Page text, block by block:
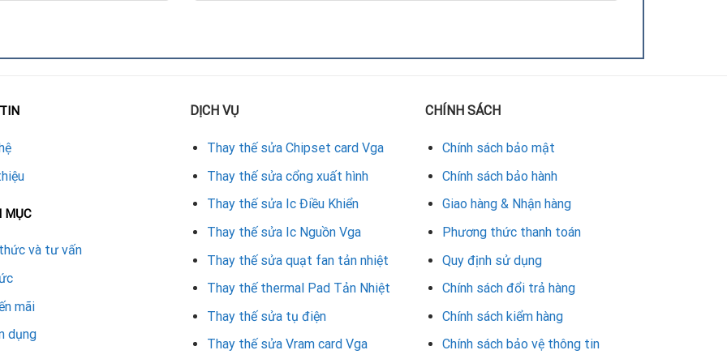
XT
với model card.
giữ nhiệt.
chữa card màn hình giá rẻ để đảm bảo khắc phục triệt để.
để tránh làm hỏng bo mạch.
5600 XT
CHI PHÍ THAY VỎ (THAM KHẢO)
MỤC
và tư vấn
mãi
dụng
DỊCH VỤ
Thay thế sửa Chipset card Vga
Thay thế sửa cổng xuất hình
Thay thế sửa Ic Điều Khiển
Thay thế sửa Ic Nguồn Vga
Thay thế sửa quạt fan tản nhiệt
Thay thế thermal Pad Tản Nhiệt
Thay thế sửa tụ điện
Thay thế sửa Vram card Vga
CHÍNH SÁCH
Chính sách bảo mật
Chính sách bảo hành
Giao hàng & Nhận hàng
Phương thức thanh toán
Quy định sử dụng
Chính sách đổi trả hàng
Chính sách kiểm hàng
Chính sách bảo vệ thông tin